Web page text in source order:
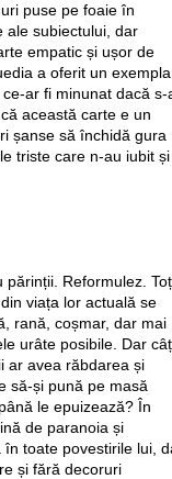
puse pe foaie în
ale subiectului, dar
empatic și ușor de
a oferit un
ar fi minunat dacă s-
această carte e un
șanse să închidă gura
triste care n-au iubit și
părinții. Reformulez.
viața lor actuală se
rană, coșmar, dar mai
urâte posibile. Dar
ar avea răbdarea și
să-și pună pe masă
le epuizează? În
de paranoia și
toate povestirile lui,
și fără decoruri